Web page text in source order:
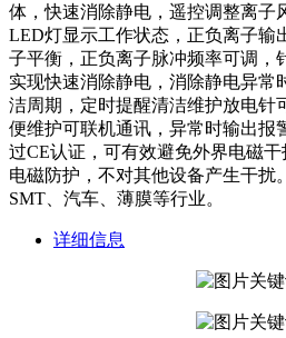
体，快速消除静电，遥控调整离子
LED灯显示工作状态，正负离子输
子平衡，正负离子脉冲频率可调，
实现快速消除静电，消除静电异常
洁周期，定时提醒清洁维护放电针
便维护可联机通讯，异常时输出报
过CE认证，可有效避免外界电磁
电磁防护，不对其他设备产生干扰
SMT、汽车、薄膜等行业。
详细信息